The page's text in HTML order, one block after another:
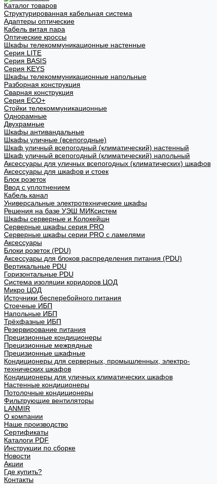
Каталог товаров
Структурированная кабельная система
Адаптеры оптические
Кабель витая пара
Оптические кроссы
Шкафы телекоммуникационные настенные
Cерия LITE
Cерия BASIS
Cерия KEYS
Шкафы телекоммуникационные напольные
Разборная конструкция
Сварная конструкция
Серия ECO+
Стойки телекоммуникационные
Однорамные
Двухрамные
Шкафы антивандальные
Шкафы уличные (всепогодные)
Шкаф уличный всепогодный (климатический) настенный
Шкаф уличный всепогодный (климатический) напольный
Аксессуары для уличных всепогодных (климатических) шкафов
Аксессуары для шкафов и стоек
Блок розеток
Ввод с уплотнением
Кабель канал
Универсальные электротехнические шкафы
Решения на базе УЭШ МИКсистем
Шкафы серверные и Колокейшн
Серверные шкафы серия PRO
Серверные шкафы серии PRO с ламелями
Аксессуары
Блоки розеток (PDU)
Аксессуары для блоков распределения питания (PDU)
Вертикальные PDU
Горизонтальные PDU
Система изоляции коридоров ЦОД
Микро ЦОД
Источники бесперебойного питания
Стоечные ИБП
Напольные ИБП
Трёхфазные ИБП
Резервирование питания
Прецизионные кондиционеры
Прецизионные межрядные
Прецизионные шкафные
Кондиционеры для серверных, промышленных, электро-
технических шкафов
Кондиционеры для уличных климатических шкафов
Настенные кондиционеры
Потолочные кондиционеры
Фильтрующие вентиляторы
LANMIR
О компании
Наше производство
Сертификаты
Каталоги PDF
Инструкции по сборке
Новости
Акции
Где купить?
Контакты